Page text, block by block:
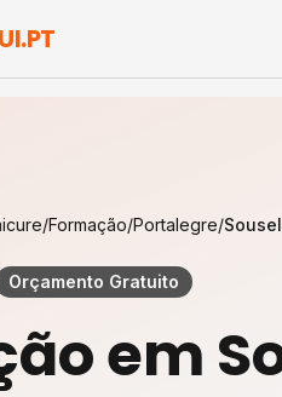
/Formação/Portalegre/Sousel
Orçamento Gratuito
em